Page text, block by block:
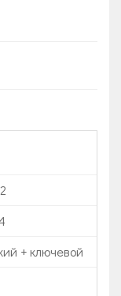
+ ключевой